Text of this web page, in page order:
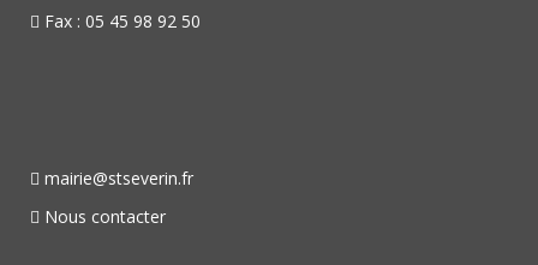
Fax : 05 45 98 92 50
mairie@stseverin.fr
Nous contacter